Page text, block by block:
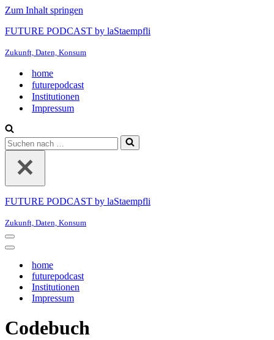
Zum Inhalt springen
FUTURE PODCAST by laStaempfli
Zukunft, Daten, Konsum
home
futurepodcast
Institutionen
Impressum
Suchen
nach …
FUTURE PODCAST by laStaempfli
Zukunft, Daten, Konsum
Navigationsmenü
Navigationsmenü
home
futurepodcast
Institutionen
Impressum
Codebuch